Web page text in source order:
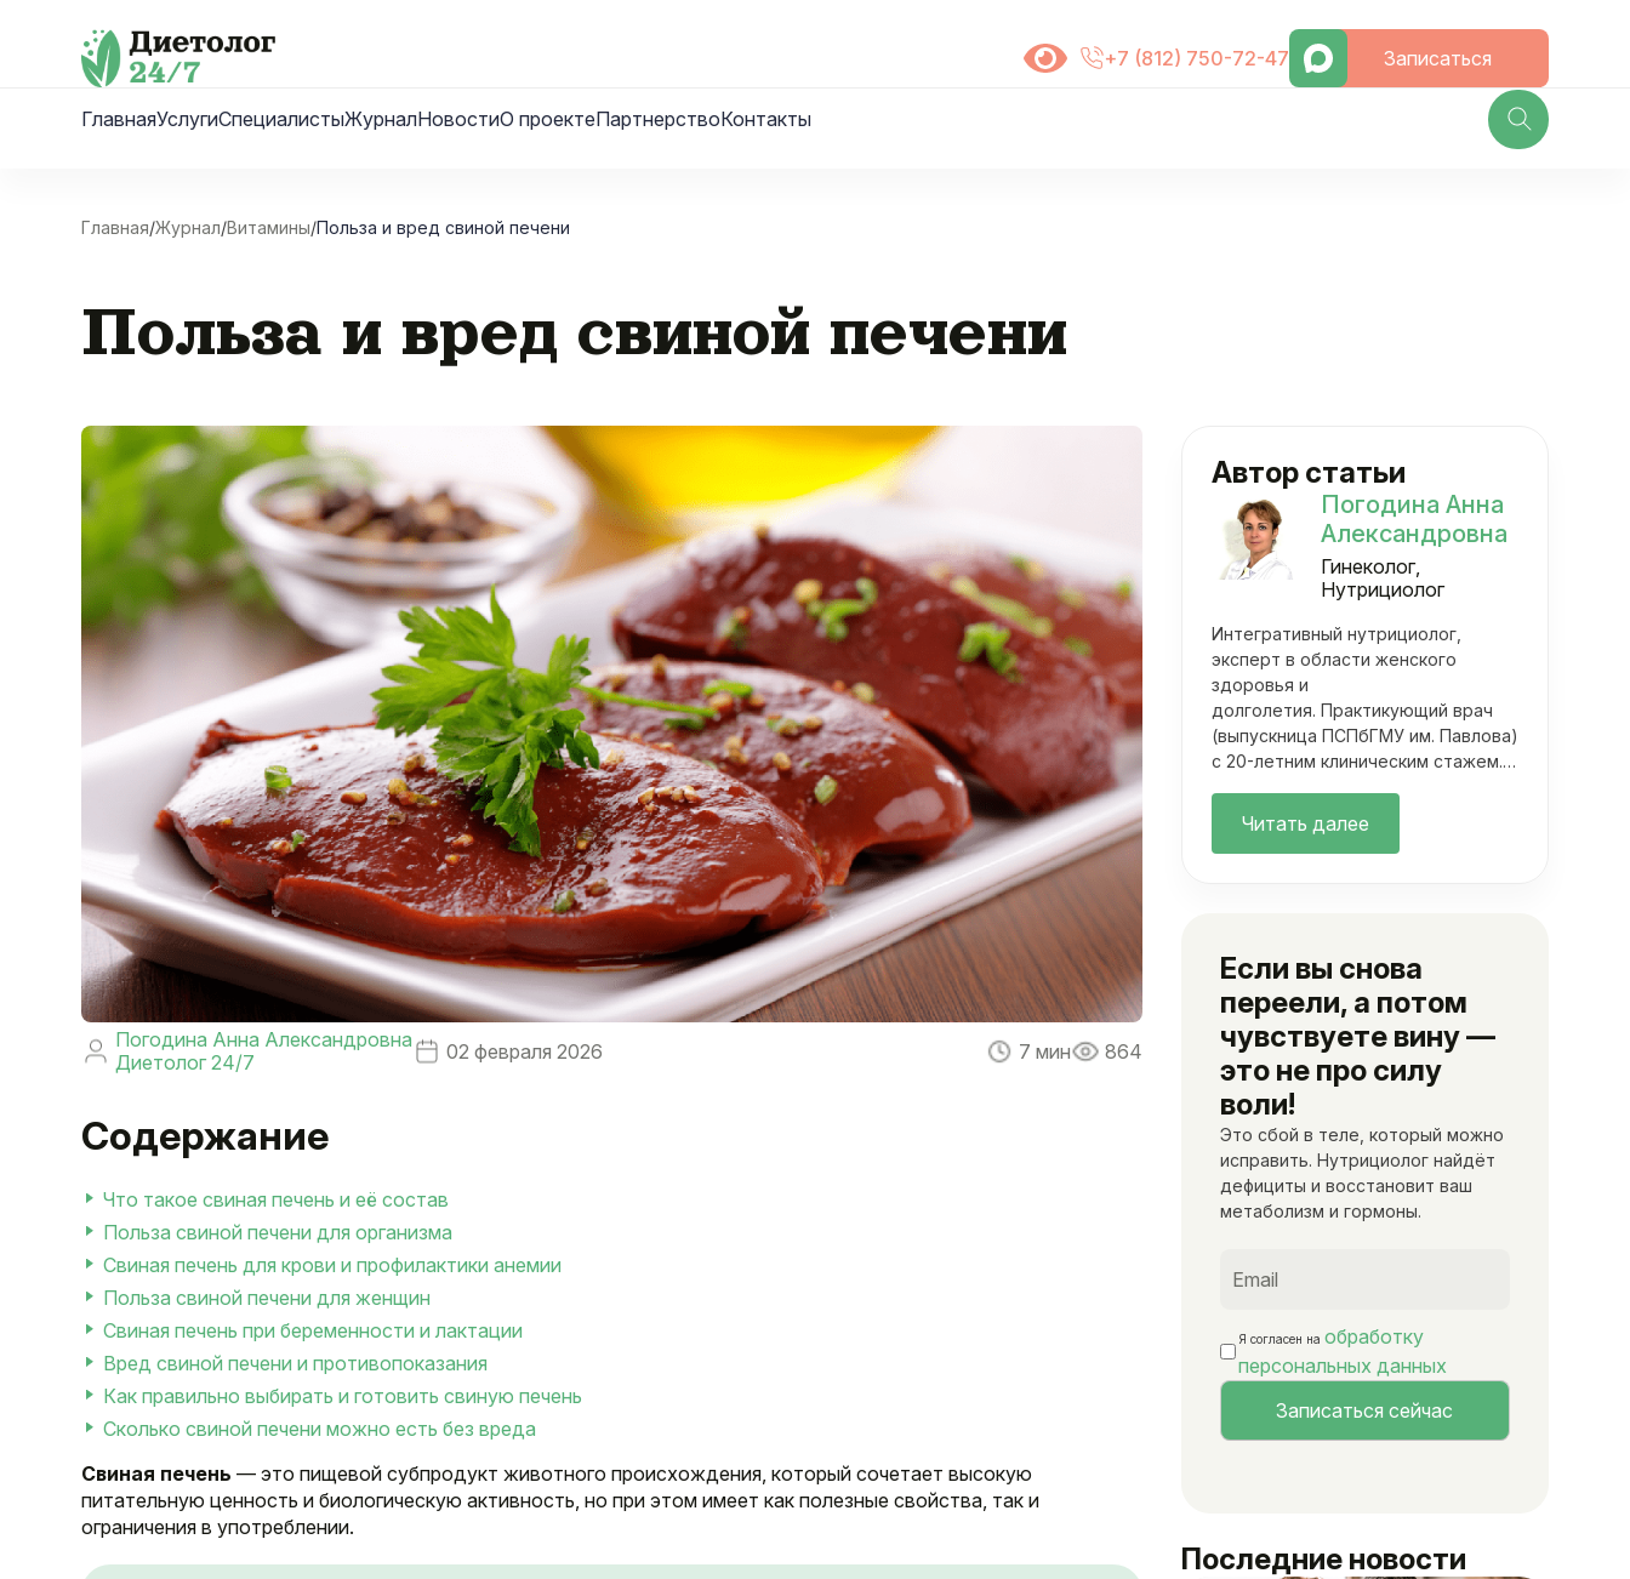
+7 (812) 750-72-47 Записаться
ГлавнаяУслугиСпециалистыЖурналНовостиО проектеПартнерствоКонтакты
Главная/Журнал/Витамины/Польза и вред свиной печени
Польза и вред свиной печени
Погодина Анна Александровна
Диетолог 24/7
02 февраля 2026 7 мин 864
Содержание
Что такое свиная печень и её состав
Польза свиной печени для организма
Свиная печень для крови и профилактики анемии
Польза свиной печени для женщин
Свиная печень при беременности и лактации
Вред свиной печени и противопоказания
Как правильно выбирать и готовить свиную печень
Сколько свиной печени можно есть без вреда
Свиная печень — это пищевой субпродукт животного происхождения, который сочетает высокую
питательную ценность и биологическую активность, но при этом имеет как полезные свойства, так и
ограничения в употреблении.
Автор статьи
Погодина Анна
Александровна
Гинеколог,
Нутрициолог
Интегративный нутрициолог,
эксперт в области женского
здоровья и
долголетия. Практикующий врач
(выпускница ПСПбГМУ им. Павлова)
с 20-летним клиническим стажем.
медицину с современными
методами нутрициологии. Ее
Читать далее
Если вы снова
переели, а потом
чувствуете вину —
это не про силу
воли!
Это сбой в теле, который можно
исправить. Нутрициолог найдёт
дефициты и восстановит ваш
метаболизм и гормоны.
Я согласен на обработку
персональных данных
Последние новости